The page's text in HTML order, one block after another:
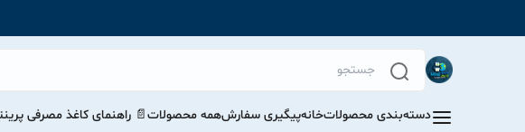
دسته‌بندی محصولاتخانهپیگیری سفارشهمه محصولات📄 راهنمای کاغذ مصرفی